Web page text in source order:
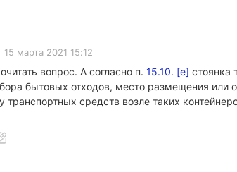
15 марта 2021 15:12
вопрос. А согласно п. 15.10. [е] стоянка
бытовых отходов, место размещения или
средств возле таких